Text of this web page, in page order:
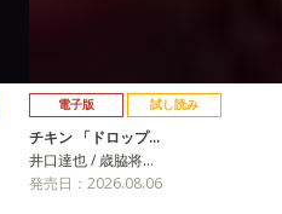
電子版 試し読み
チキン 「ドロップ…
井口達也 / 歳脇将…
発売日：2026.08.06